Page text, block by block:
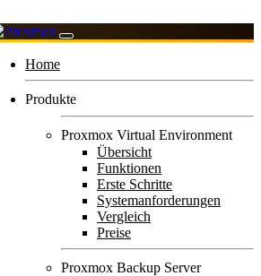
Home
Produkte
Proxmox Virtual Environment
Übersicht
Funktionen
Erste Schritte
Systemanforderungen
Vergleich
Preise
Proxmox Backup Server